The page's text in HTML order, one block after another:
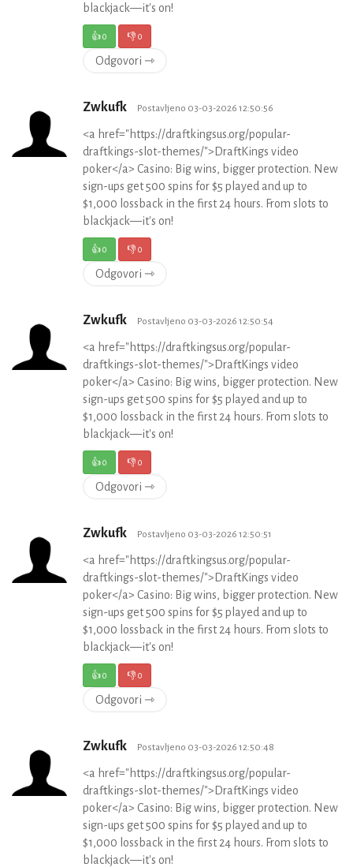
blackjack—it's on!
👍0 👎0
Odgovori ⇾
Zwkufk Postavljeno 03-03-2026 12:50:56
<a href="https://draftkingsus.org/popular-
draftkings-slot-themes/">DraftKings video
poker</a> Casino: Big wins, bigger protection. New
sign-ups get 500 spins for $5 played and up to
$1,000 lossback in the first 24 hours. From slots to
blackjack—it's on!
👍0 👎0
Odgovori ⇾
Zwkufk Postavljeno 03-03-2026 12:50:54
<a href="https://draftkingsus.org/popular-
draftkings-slot-themes/">DraftKings video
poker</a> Casino: Big wins, bigger protection. New
sign-ups get 500 spins for $5 played and up to
$1,000 lossback in the first 24 hours. From slots to
blackjack—it's on!
👍0 👎0
Odgovori ⇾
Zwkufk Postavljeno 03-03-2026 12:50:51
<a href="https://draftkingsus.org/popular-
draftkings-slot-themes/">DraftKings video
poker</a> Casino: Big wins, bigger protection. New
sign-ups get 500 spins for $5 played and up to
$1,000 lossback in the first 24 hours. From slots to
blackjack—it's on!
👍0 👎0
Odgovori ⇾
Zwkufk Postavljeno 03-03-2026 12:50:48
<a href="https://draftkingsus.org/popular-
draftkings-slot-themes/">DraftKings video
poker</a> Casino: Big wins, bigger protection. New
sign-ups get 500 spins for $5 played and up to
$1,000 lossback in the first 24 hours. From slots to
blackjack—it's on!